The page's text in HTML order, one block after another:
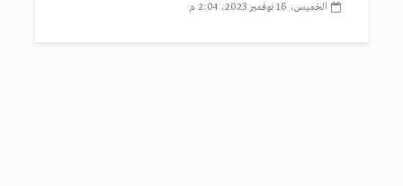
الخميس، 16 نوفمبر 2023، 2:04 م